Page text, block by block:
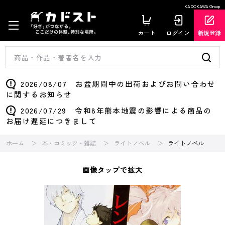
KADOKAWA Group
カート ログイン 新規登録
2026/08/07 お盆期間中の出荷およびお問い合わせ
に関するお知らせ
2026/07/29 令和8年熊本地震の影響による商品の
お届け遅延につきまして
ホーム 本・コミック・雑誌 ライトノベル ライトノベル
画像タップで拡大